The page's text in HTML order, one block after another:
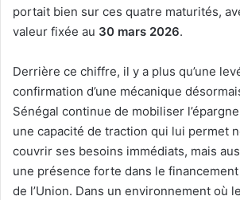
portait bien sur ces quatre maturités,
valeur fixée au 30 mars 2026.
Derrière ce chiffre, il y a plus qu’une
confirmation d’une mécanique
Sénégal continue de mobiliser
une capacité de traction qui lui permet
couvrir ses besoins immédiats, mais
une présence forte dans le
de l’Union. Dans un environnement où